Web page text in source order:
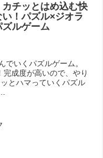
カチッとはめ込む快
！パズル×ジオラ
ルゲーム
でいくパズルゲーム。
成度が高いので、やり
とハマっていくパズル